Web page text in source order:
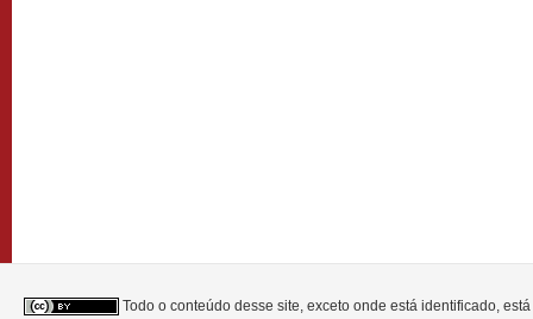
Todo o conteúdo desse site, exceto onde está identificado,